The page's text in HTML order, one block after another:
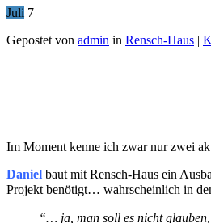
Juli 7
Gepostet von admin in Rensch-Haus |
Im Moment kenne ich zwar nur zwei
Daniel baut mit Rensch-Haus ein
Projekt benötigt… wahrscheinlich in
“… ja, man soll es nicht